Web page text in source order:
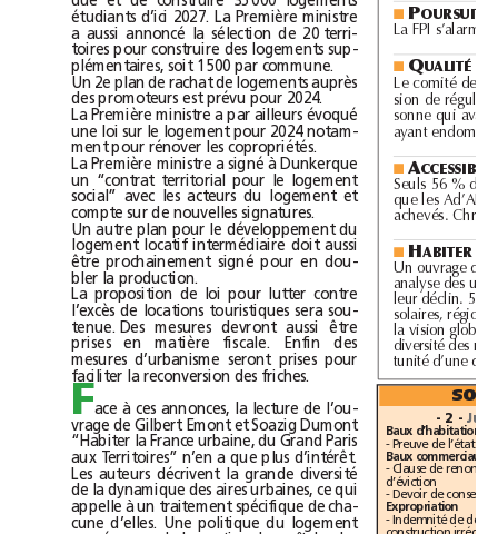
a aussi annoncé la sélection de 20 terri-
toires pour construire des logements sup-
une loi sur le logement pour 2024 notam-
un “contrat territorial pour le logement
social” avec les acteurs du logement et
être prochainement signé pour en dou-
l’excès de locations touristiques sera sou-
F ace à ces annonces, la lecture de l’ou-
vrage de Gilbert Emont et Soazig Dumont
appelle à un traitement spécifique de cha-
cune d’elles. Une politique du logement
P
La FPI s’a
l
arme
d
e
l
a poursuite
d
e
l
a c
h
ute
d
es ventes
d
e
l
Q UALITÉ
Le comité
d
e règ
l
ement
d
es
d
ifféren
d
s et
d
es sanctions
d
e
l
sion d
e régu l
ation d
e l
’énergie (Cor d
is) d
onne gain d
sonne qui avait su
i
es variations
e tensions sur
ayant en d
ommagé sa pompe à c h
a l
A
Seu l s 56 %
d
es éta
bl
issements recevant
d
u pu
bl
ic sont accessi
bl
es a
l
que l
es A d
’AP (Agen d
as d
’accessi b
i l
ité programmée) auraient
ac h
evés. C h
ristian Gremi ll
et a l
erte l
H ABITER
Un ouvrage
d
e
l
’IEIF, réd
igé par Gi
lb
ert Emont et Soazig Dumont,
l
ana l
yse d
es unités ur b
aines et
décrypte l
es causes d
e l
eur d
ynamisme ou
d
leur
déc
lin. 51 aires ur
baines
de France sont ainsi qua
lifiées
de
lea
d
so l
aires, régiona l
es, d
ynamiques ou
déc l
inantes. Cette ana l
yse se
dégage d
la vision g
lo
ba
le
du
logement, pour a
bor
der une ana
lyse territoria
l
diversité
des marchés
du
logement ainsi o
bservée
devrait conforter
l
tunité d
’une
décentra l
isation accentuée d
e l
a po l
itique d
u l
- 2 -
Baux d’habitation
Expropriation